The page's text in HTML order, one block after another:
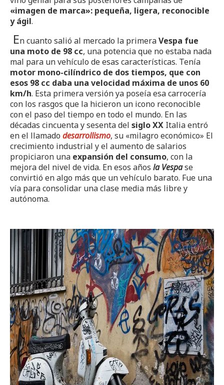
«imagen de marca»: pequeña, ligera, reconocible
y ágil.
En cuanto salió al mercado la primeraVespa fue
una moto de 98 cc, una potencia que no estaba nada
mal para un vehículo de esas características. Tenía
motor mono-cilíndrico de dos tiempos, que con
esos 98 cc daba una velocidad máxima de unos 60
km/h. Esta primera versión ya poseía esa carrocería
con los rasgos que la hicieron un icono reconocible
con el paso del tiempo en todo el mundo. En las
décadas cincuenta y sesenta del siglo XX Italia entró
en el llamado desarrollismo, su «milagro económico» El
crecimiento industrial y el aumento de salarios
propiciaron una expansión del consumo, con la
mejora del nivel de vida. En esos años la Vespase
convirtió en algo más que un vehículo barato. Fue una
vía para consolidar una clase media más libre y
autónoma.